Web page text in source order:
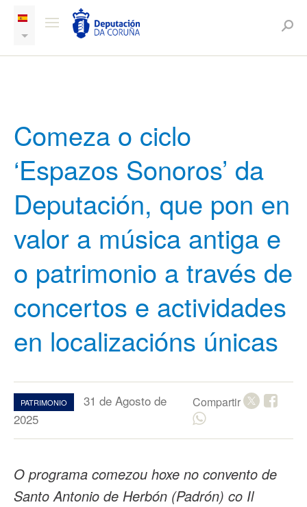
Comeza o ciclo
‘Espazos Sonoros’ da
Deputación, que pon en
valor a música antiga e
o patrimonio a través de
concertos e actividades
en localizacións únicas
PATRIMONIO
31 de Agosto de
2025
Compartir
O programa comezou hoxe no convento de
Santo Antonio de Herbón (Padrón) co Il